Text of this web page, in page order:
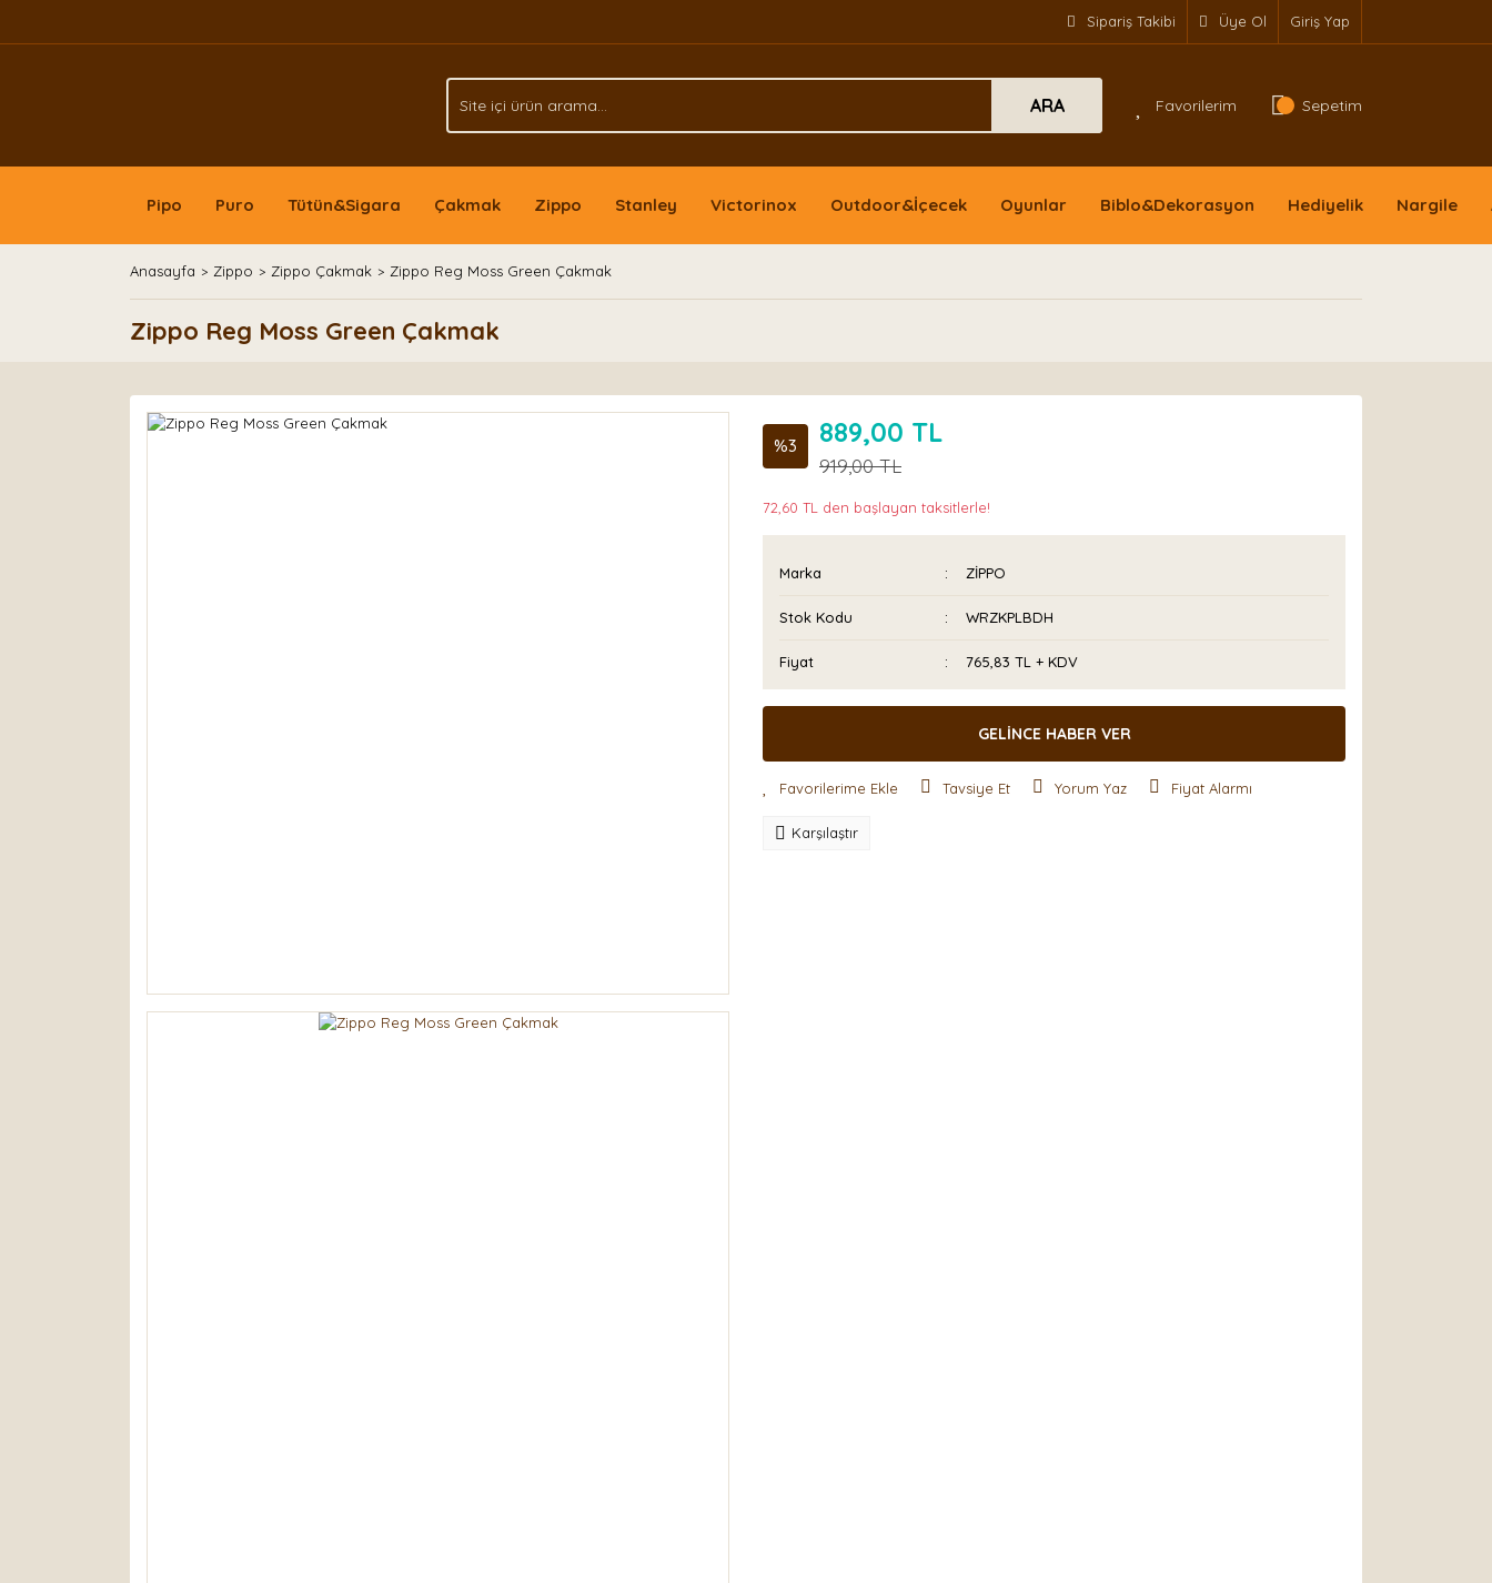
Sipariş Takibi Üye Ol Giriş Yap
ARA Favorilerim Sepetim
Pipo Puro Tütün&Sigara Çakmak Zippo Stanley Victorinox Outdoor&İçecek Oyunlar Biblo&Dekorasyon Hediyelik Nargile
Anasayfa Zippo Zippo Çakmak Zippo Reg Moss Green Çakmak
Zippo Reg Moss Green Çakmak
%3 889,00 TL
919,00 TL
72,60 TL den başlayan taksitlerle!
Marka ZİPPO
Stok Kodu WRZKPLBDH
Fiyat 765,83 TL + KDV
GELİNCE HABER VER
Tavsiye Et Yorum Yaz Fiyat Alarmı
Karşılaştır